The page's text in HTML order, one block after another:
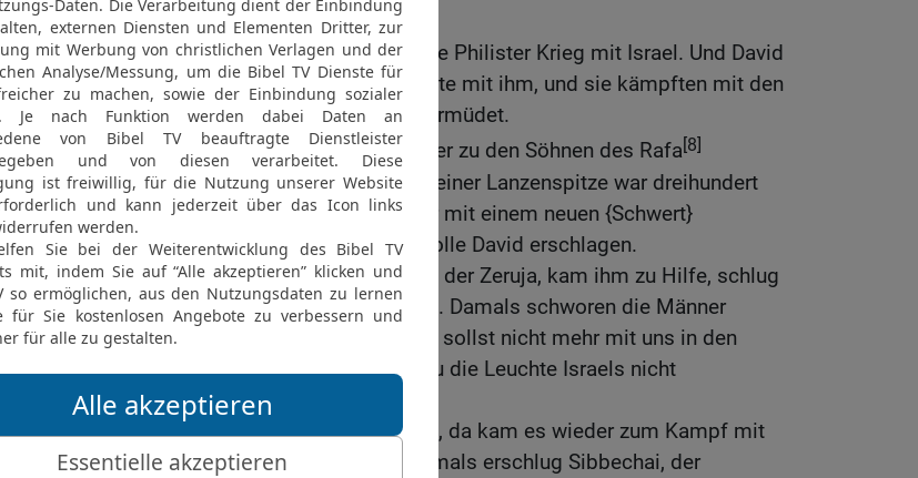
Siege über die Philister
15 Wieder einmal hatten die Philister Krieg mit Israel. Und David
zog hinab und seine Knechte mit ihm, und sie kämpften mit den
Philistern. Und David war ermüdet.
16 Und Jischbi in Nob[7] , der zu den Söhnen des Rafa[8]
{gehörte} – das Gewicht seiner Lanzenspitze war dreihundert
Schekel Bronze, und er war mit einem neuen {Schwert}
gegürtet –, der sagte, er wolle David erschlagen.
17 Aber Abischai, der Sohn der Zeruja, kam ihm zu Hilfe, schlug
den Philister und tötete ihn. Damals schworen die Männer
Davids ihm und sagten: Du sollst nicht mehr mit uns in den
Kampf ausziehen, damit du die Leuchte Israels nicht
auslöschst!
Und es geschah danach, da kam es wieder zum Kampf mit
den Philistern bei Gob. Damals erschlug Sibbechai, der